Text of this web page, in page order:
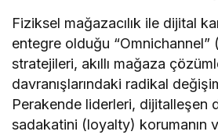
Fiziksel mağazacılık ile dijital
entegre olduğu “Omnichannel”
stratejileri, akıllı mağaza
davranışlarındaki radikal
Perakende liderleri, dijitalleşen
sadakatini (loyalty) korumanın